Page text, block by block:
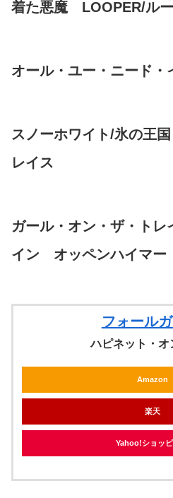
着た悪魔 LOOPER/ル
オール・ユー・ニード・
スノーホワイト/氷の王
レイス
ガール・オン・ザ・ト
イン オッペンハイマ
フォール
ハピネット・オ
Amazon
楽天
Yahoo!ショッ